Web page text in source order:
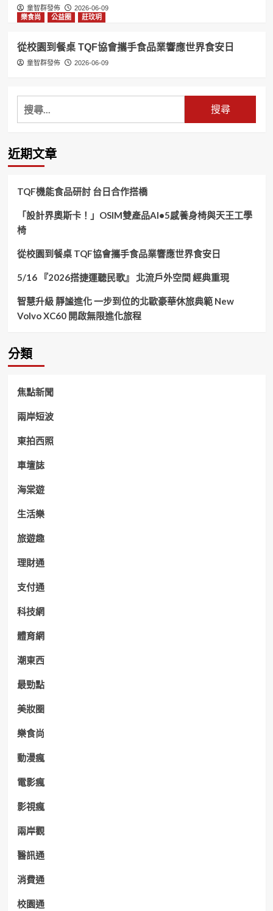
童智群發佈
2026-06-09
樂食尚
公益圈 莊玟玥
從校園到餐桌 TQF協會攜手食品業響應世界食安日
童智群發佈 2026-06-09
搜
尋
鍵
字:
近期文章
TQF機能食品研討 台日合作搭橋
「設計界奧斯卡！」OSIM雙產品AI•5感養身椅與天王工學
椅
從校園到餐桌 TQF協會攜手食品業響應世界食安日
5/16 『2026搭捷運聽民歌』 北流戶外空間 經典重現
智慧升級 靜謐進化 一步到位的北歐豪華休旅典範 New
Volvo XC60 開啟無限進化旅程
分類
焦點新聞
兩岸短波
東拍西照
車壇誌
海棠遊
生活樂
旅遊趣
理財通
支付通
科技網
體育網
潮東西
最勁點
美妝圈
樂食尚
動漫瘋
電影瘋
影視瘋
兩岸觀
醫訊通
消費通
校園通